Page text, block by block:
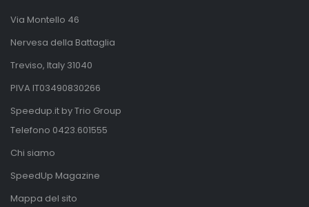
Via Montello 46
Nervesa della Battaglia
Treviso, Italy 31040
PIVA IT03490830266
Speedup.it by Trio Group
Telefono 0423.601555
Chi siamo
SpeedUp Magazine
Mappa del sito